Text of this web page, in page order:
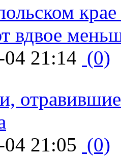
вдвое
21:14 (0)
21:05 (0)